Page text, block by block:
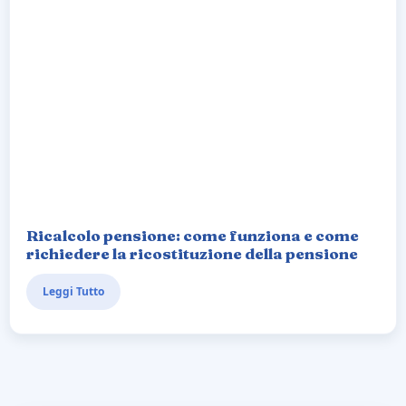
Ricalcolo pensione: come funziona e come
richiedere la ricostituzione della pensione
Leggi Tutto